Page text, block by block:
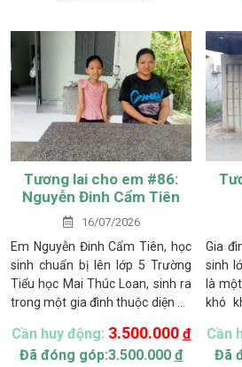
càng
Tương lai cho em #86:
Nguyễn Đinh Cẩm Tiên
16/07/2026
Em Nguyễn Đinh Cẩm Tiên, học
sinh chuẩn bị lên lớp 5 Trường
Tiểu học Mai Thúc Loan, sinh ra
trong một gia đình thuộc diện hộ
khó khăn chồng chất. Gia đình
em có 5 nhân khẩu gồm mẹ là
Cần huy động: 3.500.000 đ
Đã đóng góp:3.500.000 đ
Gia
sinh
là
khó
khỏi
Cần
Đã